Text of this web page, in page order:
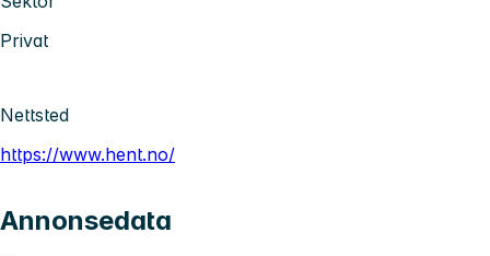
Privat
Nettsted
https://www.hent.no/
Annonsedata